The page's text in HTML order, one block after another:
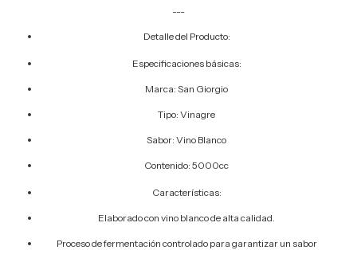
---
Detalle del Producto:
Especificaciones básicas:
Marca: San Giorgio
Tipo: Vinagre
Sabor: Vino Blanco
Contenido: 5000cc
Características:
Elaborado con vino blanco de alta calidad.
Proceso de fermentación controlado para garantizar un sabor